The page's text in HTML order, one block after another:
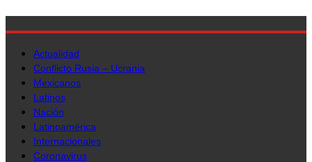
Actualidad
Conflicto Rusia – Ucrania
Mexicanos
Latinos
Nación
Latinoamérica
Internacionales
Coronavirus